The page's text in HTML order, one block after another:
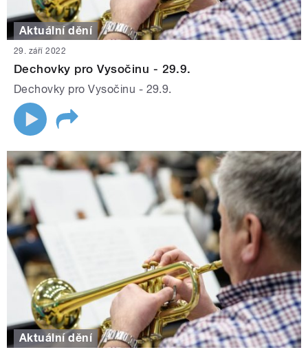
Aktuální dění
29. září 2022
Dechovky pro Vysočinu - 29.9.
Dechovky pro Vysočinu - 29.9.
Aktuální dění